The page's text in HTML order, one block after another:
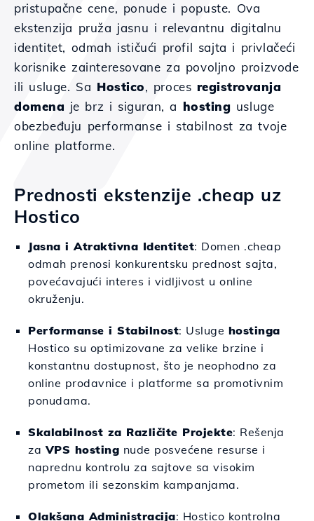
pristupačne cene, ponude i popuste. Ova
ekstenzija pruža jasnu i relevantnu digitalnu
identitet, odmah ističući profil sajta i privlačeći
korisnike zainteresovane za povoljno proizvode
ili usluge. Sa Hostico, proces registrovanja
domena je brz i siguran, a hosting usluge
obezbeđuju performanse i stabilnost za tvoje
online platforme.
Prednosti ekstenzije .cheap uz
Hostico
Jasna i Atraktivna Identitet: Domen .cheap
odmah prenosi konkurentsku prednost sajta,
povećavajući interes i vidljivost u online
okruženju.
Performanse i Stabilnost: Usluge hostinga
Hostico su optimizovane za velike brzine i
konstantnu dostupnost, što je neophodno za
online prodavnice i platforme sa promotivnim
ponudama.
Skalabilnost za Različite Projekte: Rešenja
zaVPS hosting nude posvećene resurse i
naprednu kontrolu za sajtove sa visokim
prometom ili sezonskim kampanjama.
Olakšana Administracija: Hostico kontrolna